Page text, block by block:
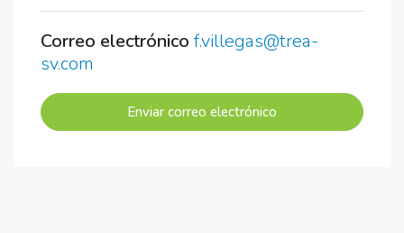
Correo electrónico f.villegas@trea-
sv.com
Enviar correo electrónico